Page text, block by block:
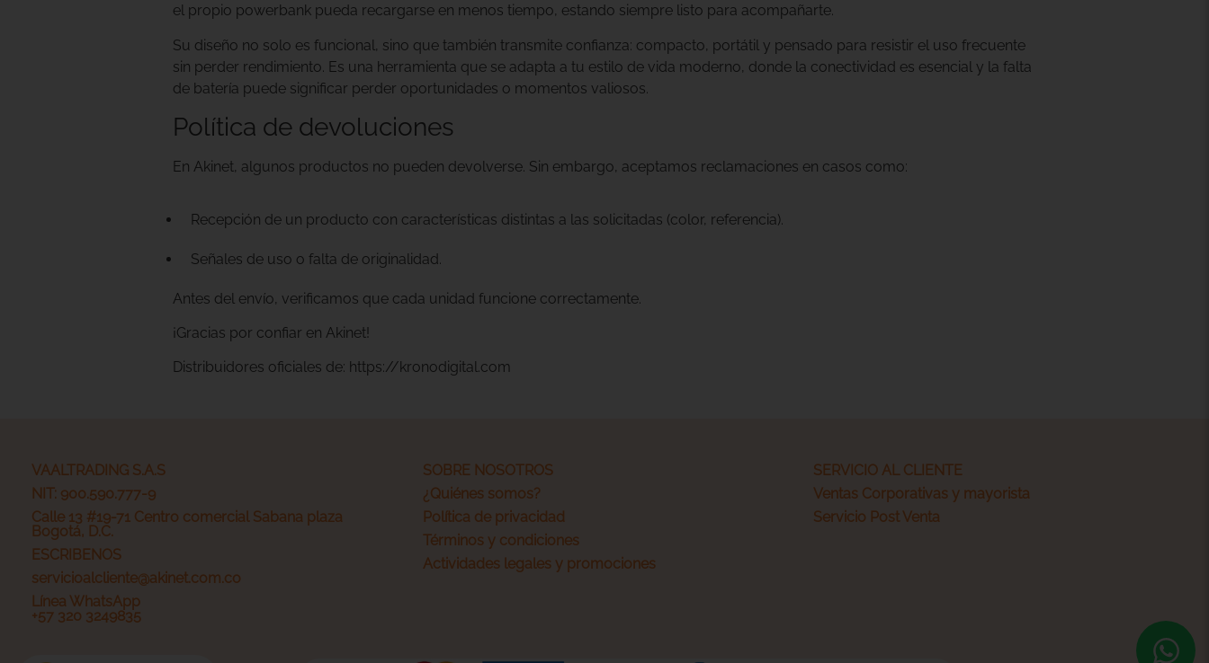
el propio powerbank pueda recargarse en menos tiempo, estando siempre listo para acompañarte.
Su diseño no solo es funcional, sino que también transmite confianza: compacto, portátil y pensado para resistir el uso frecuente
sin perder rendimiento. Es una herramienta que se adapta a tu estilo de vida moderno, donde la conectividad es esencial y la falta
de batería puede significar perder oportunidades o momentos valiosos.
Política de devoluciones
En Akinet, algunos productos no pueden devolverse. Sin embargo, aceptamos reclamaciones en casos como:
Recepción de un producto con características distintas a las solicitadas (color, referencia).
Señales de uso o falta de originalidad.
Antes del envío, verificamos que cada unidad funcione correctamente.
¡Gracias por confiar en Akinet!
Distribuidores oficiales de: https://kronodigital.com
VAALTRADING S.A.S
NIT: 900.590.777-9
Calle 13 #19-71 Centro comercial Sabana plaza
Bogotá, D.C.
ESCRIBENOS
servicioalcliente@akinet.com.co
Línea WhatsApp
+57 320 3249835
SOBRE NOSOTROS
¿Quiénes somos?
Política de privacidad
Términos y condiciones
Actividades legales y promociones
SERVICIO AL CLIENTE
Ventas Corporativas y mayorista
Servicio Post Venta